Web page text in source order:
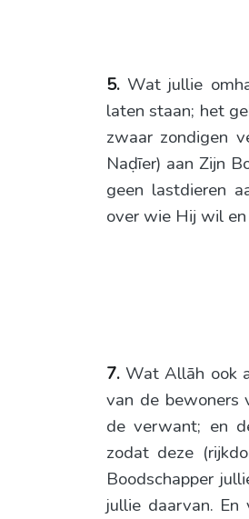
5. Wat jullie
laten staan; het
zwaar zondigen
Naḍīer) aan Zijn
geen lastdieren
over wie Hij wil
7. Wat Allāh ook
van de bewoners
de verwant; en
zodat deze
Boodschapper
jullie daarvan.